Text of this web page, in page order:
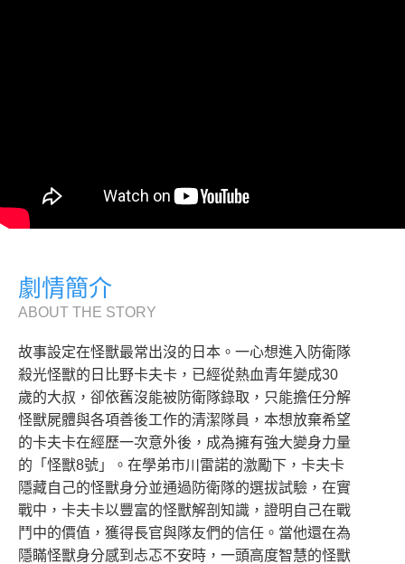
劇情簡介
ABOUT THE STORY
故事設定在怪獸最常出沒的日本。一心想進入防衛隊
殺光怪獸的日比野卡夫卡，已經從熱血青年變成30
歲的大叔，卻依舊沒能被防衛隊錄取，只能擔任分解
怪獸屍體與各項善後工作的清潔隊員，本想放棄希望
的卡夫卡在經歷一次意外後，成為擁有強大變身力量
的「怪獸8號」。在學弟市川雷諾的激勵下，卡夫卡
隱藏自己的怪獸身分並通過防衛隊的選拔試驗，在實
戰中，卡夫卡以豐富的怪獸解剖知識，證明自己在戰
鬥中的價值，獲得長官與隊友們的信任。當他還在為
隱瞞怪獸身分感到忐忑不安時，一頭高度智慧的怪獸